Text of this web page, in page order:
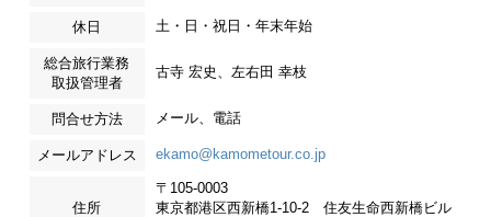
休日 土・日・祝日・年末年始
総合旅行業務
取扱管理者
古寺 宏史、左右田 幸枝
問合せ方法 メール、電話
メールアドレス ekamo@kamometour.co.jp
住所
〒105-0003
東京都港区西新橋1-10-2 住友生命西新橋ビル